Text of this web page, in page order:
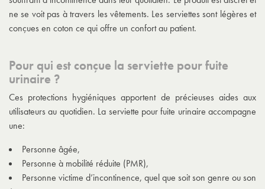
ne se voit pas à travers les vêtements. Les serviettes sont légères et
conçues en coton ce qui offre un confort au patient.
Pour qui est conçue la serviette pour fuite
urinaire ?
Ces protections hygiéniques apportent de précieuses aides aux
utilisateurs au quotidien. La serviette pour fuite urinaire accompagne
une:
Personne âgée,
Personne à mobilité réduite (PMR),
Personne victime d’incontinence, quel que soit son genre ou son